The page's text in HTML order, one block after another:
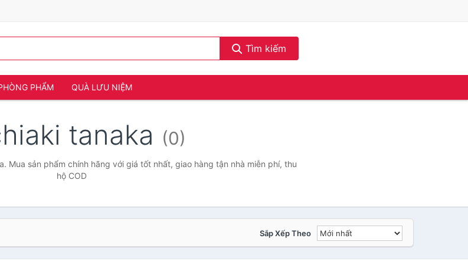
Tìm kiếm
PHẨM QUÀ LƯU NIỆM
tanaka (0)
Mua sản phẩm chính hãng với giá tốt nhất, giao hàng tận nhà miễn phí, thu
hộ COD
Sắp Xếp Theo